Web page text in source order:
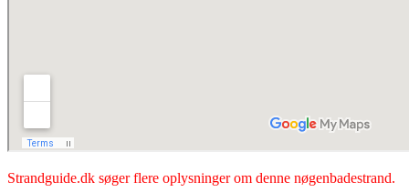
Strandguide.dk søger flere oplysninger om denne nøgenbadestrand.